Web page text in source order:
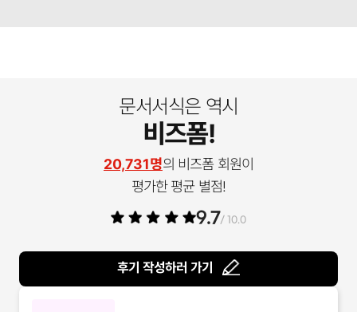
문서서식은 역시
비즈폼!
20,731명의 비즈폼 회원이
평가한 평균 별점!
9.7/ 10.0
후기 작성하러 가기